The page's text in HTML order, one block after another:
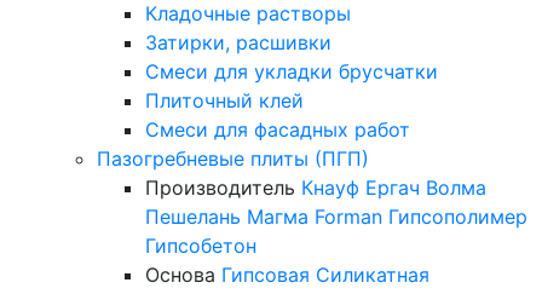
Кладочные растворы
Затирки, расшивки
Смеси для укладки брусчатки
Плиточный клей
Смеси для фасадных работ
Пазогребневые плиты (ПГП)
Производитель Кнауф Ергач Волма
Пешелань Магма Forman Гипсополимер
Гипсобетон
Основа Гипсовая Силикатная